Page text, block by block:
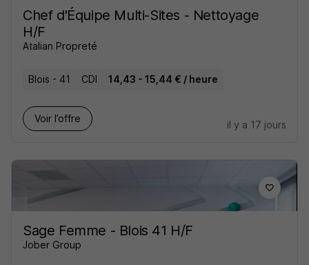
Chef d'Équipe Multi-Sites - Nettoyage
H/F
Atalian Propreté
Blois - 41 CDI 14,43 - 15,44 € / heure
Voir l’offre
il y a 17 jours
Sage Femme - Blois 41 H/F
Jober Group